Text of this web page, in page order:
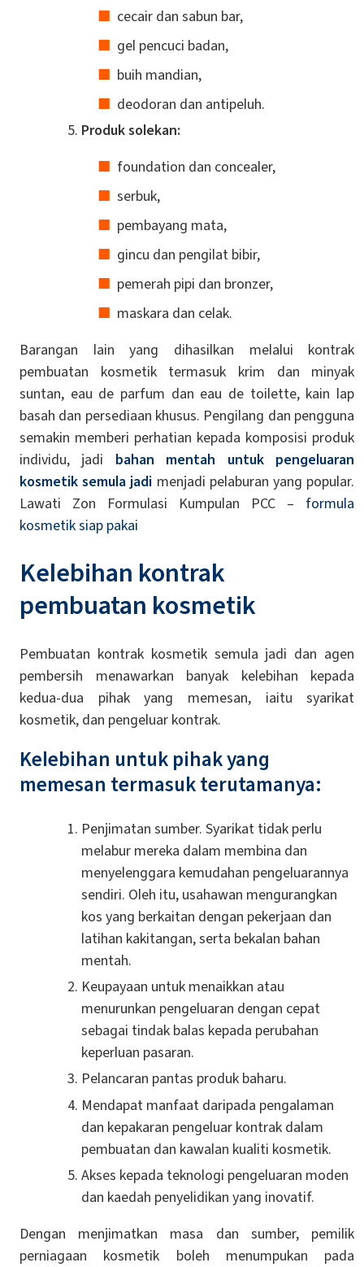
cecair dan sabun bar,
gel pencuci badan,
buih mandian,
deodoran dan antipeluh.
Produk solekan:
foundation dan concealer,
serbuk,
pembayang mata,
gincu dan pengilat bibir,
pemerah pipi dan bronzer,
maskara dan celak.
Barangan lain yang dihasilkan melalui kontrak
pembuatan kosmetik termasuk krim dan minyak
suntan, eau de parfum dan eau de toilette, kain lap
basah dan persediaan khusus. Pengilang dan pengguna
semakin memberi perhatian kepada komposisi produk
individu, jadi bahan mentah untuk pengeluaran
kosmetik semula jadi menjadi pelaburan yang popular.
Lawati Zon Formulasi Kumpulan PCC – formula
kosmetik siap pakai
Kelebihan kontrak
pembuatan kosmetik
Pembuatan kontrak kosmetik semula jadi dan agen
pembersih menawarkan banyak kelebihan kepada
kedua-dua pihak yang memesan, iaitu syarikat
kosmetik, dan pengeluar kontrak.
Kelebihan untuk pihak yang
memesan termasuk terutamanya:
Penjimatan sumber. Syarikat tidak perlu
melabur mereka dalam membina dan
menyelenggara kemudahan pengeluarannya
sendiri. Oleh itu, usahawan mengurangkan
kos yang berkaitan dengan pekerjaan dan
latihan kakitangan, serta bekalan bahan
mentah.
Keupayaan untuk menaikkan atau
menurunkan pengeluaran dengan cepat
sebagai tindak balas kepada perubahan
keperluan pasaran.
Pelancaran pantas produk baharu.
Mendapat manfaat daripada pengalaman
dan kepakaran pengeluar kontrak dalam
pembuatan dan kawalan kualiti kosmetik.
Akses kepada teknologi pengeluaran moden
dan kaedah penyelidikan yang inovatif.
Dengan menjimatkan masa dan sumber, pemilik
perniagaan kosmetik boleh menumpukan pada